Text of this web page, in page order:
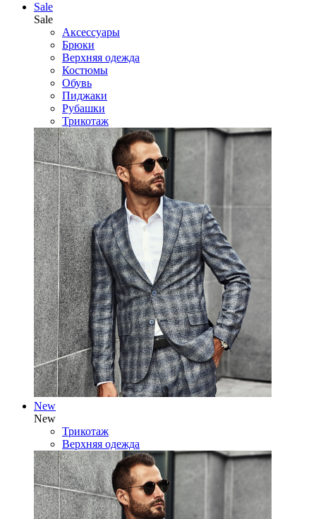
Sale
Sale
Аксессуары
Брюки
Верхняя одежда
Костюмы
Обувь
Пиджаки
Рубашки
Трикотаж
New
New
Трикотаж
Верхняя одежда